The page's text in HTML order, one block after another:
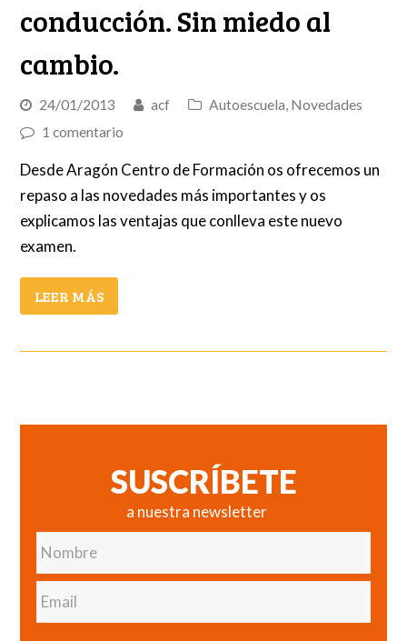
conducción. Sin miedo al
cambio.
24/01/2013 acf Autoescuela, Novedades
1 comentario
Desde Aragón Centro de Formación os ofrecemos un
repaso a las novedades más importantes y os
explicamos las ventajas que conlleva este nuevo
examen.
LEER MÁS
SUSCRÍBETE
a nuestra newsletter
Nombre
Email